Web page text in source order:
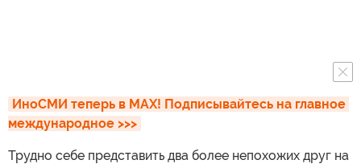
ИноСМИ теперь в MAX! Подписывайтесь на главное
международное >>>
Трудно себе представить два более непохожих друг на